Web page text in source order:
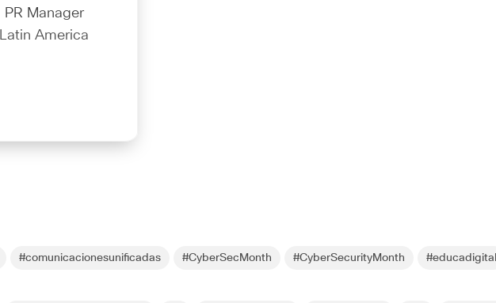
PR Manager
Latin America
#comunicacionesunificadas #CyberSecMonth #CyberSecurityMonth #educadigital